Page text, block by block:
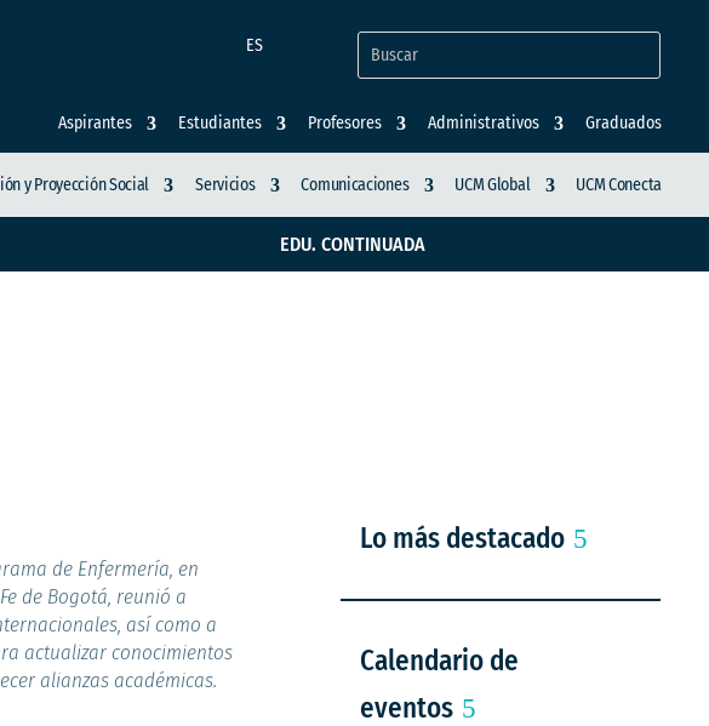
ES
Aspirantes Estudiantes Profesores Administrativos Graduados
y Proyección Social Servicios Comunicaciones UCM Global UCM Conecta
EDU. CONTINUADA
de Enfermería, en
de Bogotá, reunió a
así como a
actualizar conocimientos
alianzas académicas.
Lo más destacado
Calendario de
eventos